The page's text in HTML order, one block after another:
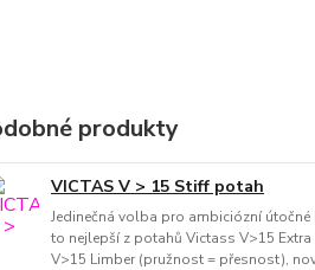
produkty
VICTAS V > 15 Stiff potah
Jedinečná volba pro ambiciózní
to nejlepší z potahů Victass V>15
V>15 Limber (pružnost = přesnost),